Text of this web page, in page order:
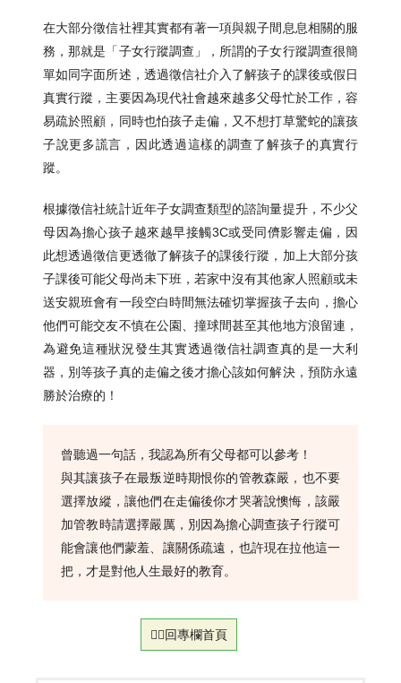
在大部分徵信社裡其實都有著一項與親子間息息相關的服
務，那就是「子女行蹤調查」，所謂的子女行蹤調查很簡
單如同字面所述，透過徵信社介入了解孩子的課後或假日
真實行蹤，主要因為現代社會越來越多父母忙於工作，容
易疏於照顧，同時也怕孩子走偏，又不想打草驚蛇的讓孩
子說更多謊言，因此透過這樣的調查了解孩子的真實行
蹤。
根據徵信社統計近年子女調查類型的諮詢量提升，不少父
母因為擔心孩子越來越早接觸3C或受同儕影響走偏，因
此想透過徵信更透徹了解孩子的課後行蹤，加上大部分孩
子課後可能父母尚未下班，若家中沒有其他家人照顧或未
送安親班會有一段空白時間無法確切掌握孩子去向，擔心
他們可能交友不慎在公園、撞球間甚至其他地方浪留連，
為避免這種狀況發生其實透過徵信社調查真的是一大利
器，別等孩子真的走偏之後才擔心該如何解決，預防永遠
勝於治療的！
曾聽過一句話，我認為所有父母都可以參考！
與其讓孩子在最叛逆時期恨你的管教森嚴，也不要
選擇放縱，讓他們在走偏後你才哭著說懊悔，該嚴
加管教時請選擇嚴厲，別因為擔心調查孩子行蹤可
能會讓他們蒙羞、讓關係疏遠，也許現在拉他這一
把，才是對他人生最好的教育。
👉🏻回專欄首頁